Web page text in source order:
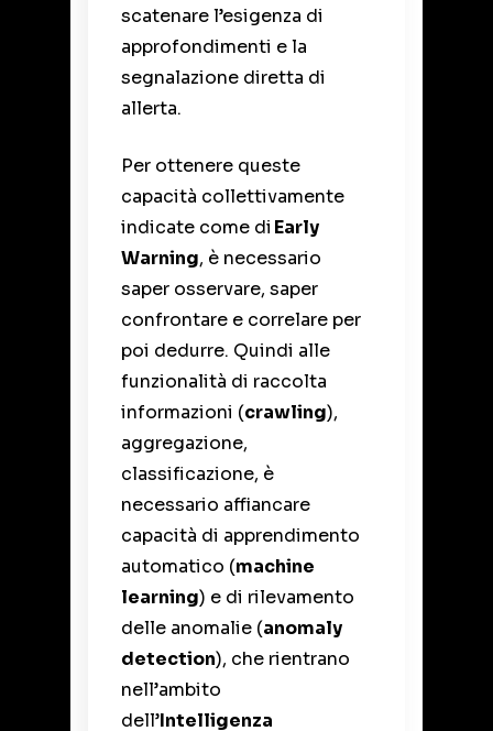
scatenare l’esigenza di
approfondimenti e la
segnalazione diretta di
allerta.
Per ottenere queste
capacità collettivamente
indicate come di Early
Warning, è necessario
saper osservare, saper
confrontare e correlare per
poi dedurre. Quindi alle
funzionalità di raccolta
informazioni (crawling),
aggregazione,
classificazione, è
necessario affiancare
capacità di apprendimento
automatico (machine
learning) e di rilevamento
delle anomalie (anomaly
detection), che rientrano
nell’ambito
dell’Intelligenza